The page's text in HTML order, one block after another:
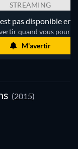
STREAMING
pas disponible en
quand vous
M'avertir
(2015)